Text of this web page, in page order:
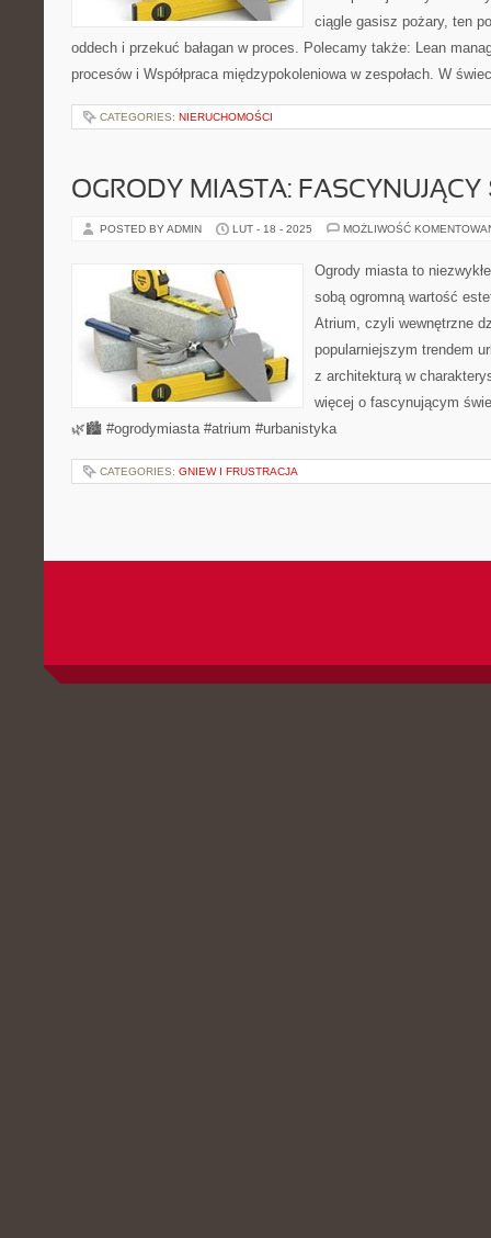
ciągle gasisz pożary, ten
oddech i przekuć bałagan w proces. Polecamy także: Lean
procesów i Współpraca międzypokoleniowa w zespołach. W
CATEGORIES: NIERUCHOMOŚCI
OGRODY MIASTA:
POSTED BY ADMIN LUT - 18 - 2025 MOŻLIWOŚĆ
Ogrody miasta to
sobą ogromną wartość
Atrium, czyli wewnętrzne
popularniejszym trendem
z architekturą w
więcej o fascynującym
🌿🏙️ #ogrodymiasta #atrium #urbanistyka
CATEGORIES: GNIEW I FRUSTRACJA